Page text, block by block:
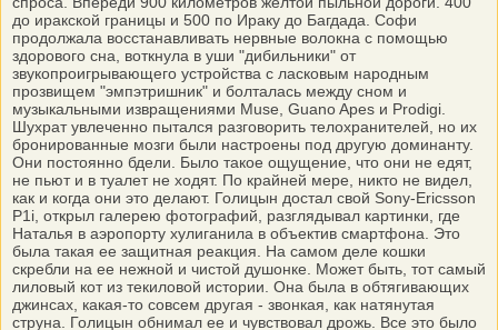
до иракской границы и 500 по Ираку до Багдада. Софи
продолжала восстанавливать нервные волокна с помощью
здорового сна, воткнула в уши "дибильники" от
звукопроигрывающего устройства с ласковым народным
прозвищем "эмпэтришник" и болталась между сном и
музыкальными извращениями Muse, Guano Apes и Prodigi.
Шухрат увлеченно пытался разговорить телохранителей, но их
бронированные мозги были настроены под другую доминанту.
Они постоянно бдели. Было такое ощущение, что они не едят,
не пьют и в туалет не ходят. По крайней мере, никто не видел,
как и когда они это делают. Голицын достал свой Sony-Ericsson
P1i, открыл галерею фотографий, разглядывал картинки, где
Наталья в аэропорту хулиганила в объектив смартфона. Это
была такая ее защитная реакция. На самом деле кошки
скребли на ее нежной и чистой душонке. Может быть, тот самый
лиловый кот из текиловой истории. Она была в обтягивающих
джинсах, какая-то совсем другая - звонкая, как натянутая
струна. Голицын обнимал ее и чувствовал дрожь. Все это было